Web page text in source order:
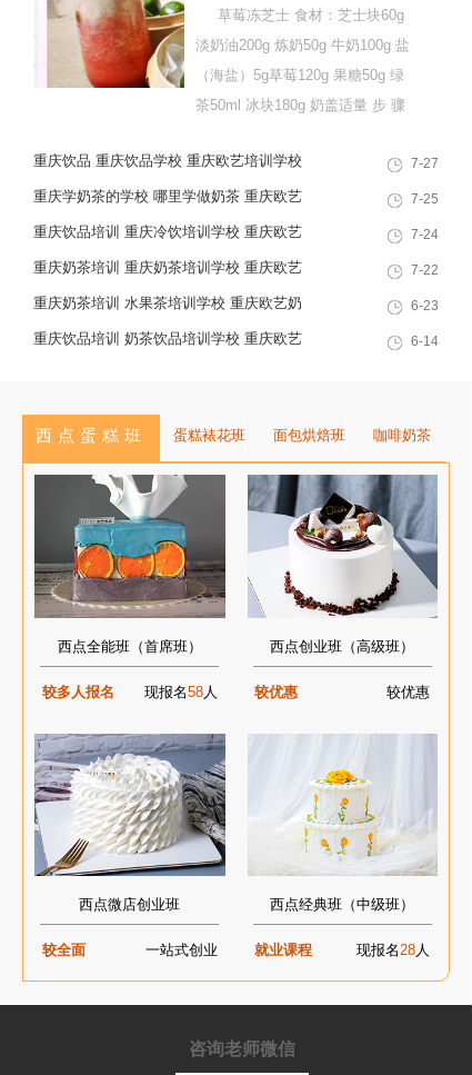
草莓冻芝士 食材：芝士块60g
淡奶油200g 炼奶50g 牛奶100g 盐
（海盐）5g草莓120g 果糖50g 绿
茶50ml 冰块180g 奶盖适量 步 骤
秒，直至完全融合，呈无颗粒状；
2、依次加入炼奶、淡奶油、盐、
搅拌均匀，用手持打蛋器中速打发
重庆饮品 重庆饮品学校 重庆欧艺培训学校 7-27
重庆学奶茶的学校 哪里学做奶茶 重庆欧艺
奶茶培训学校
7-25
重庆饮品培训 重庆冷饮培训学校 重庆欧艺
培训学校
7-24
重庆奶茶培训 重庆奶茶培训学校 重庆欧艺
职业培训学校
7-22
重庆奶茶培训 水果茶培训学校 重庆欧艺奶
茶培训学校
6-23
重庆饮品培训 奶茶饮品培训学校 重庆欧艺 6-14
西点蛋糕班 蛋糕裱花班 面包烘焙班 咖啡奶茶
西点全能班（首席班）
较多人报名 现报名58人
西点创业班（高级班）
较优惠 较优惠
西点微店创业班
较全面 一站式创业
西点经典班（中级班）
就业课程 现报名28人
咨询老师微信